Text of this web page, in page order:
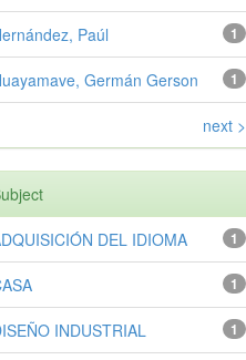
1
Paúl
1
Germán Gerson
next >
1
DEL IDIOMA
1
1
INDUSTRIAL